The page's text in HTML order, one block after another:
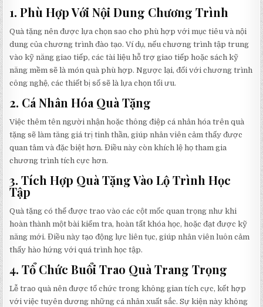
1.Phù Hợp Với Nội Dung Chương Trình
Quà tặng nên được lựa chọn sao cho phù hợp với mục tiêu và nội
dung của chương trình đào tạo. Ví dụ, nếu chương trình tập trung
vào kỹ năng giao tiếp, các tài liệu hỗ trợ giao tiếp hoặc sách kỹ
năng mềm sẽ là món quà phù hợp. Ngược lại, đối với chương trình
công nghệ, các thiết bị số sẽ là lựa chọn tối ưu.
2. Cá Nhân Hóa Quà Tặng
Việc thêm tên người nhận hoặc thông điệp cá nhân hóa trên quà
tặng sẽ làm tăng giá trị tinh thần, giúp nhân viên cảm thấy được
quan tâm và đặc biệt hơn. Điều này còn khích lệ họ tham gia
chương trình tích cực hơn.
3.Tích Hợp Quà Tặng Vào Lộ Trình Học
Tập
Quà tặng có thể được trao vào các cột mốc quan trọng như khi
hoàn thành một bài kiểm tra, hoàn tất khóa học, hoặc đạt được kỹ
năng mới. Điều này tạo động lực liên tục, giúp nhân viên luôn cảm
thấy hào hứng với quá trình học tập.
4.Tổ Chức Buổi Trao Quà Trang Trọng
Lễ trao quà nên được tổ chức trong không gian tích cực, kết hợp
với việc tuyên dương những cá nhân xuất sắc. Sự kiện này không